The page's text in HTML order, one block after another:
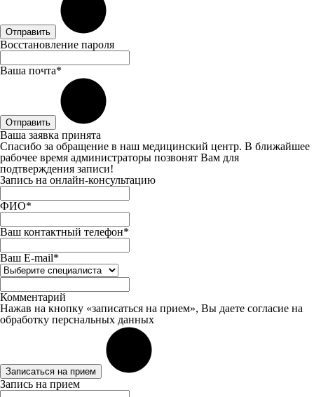
Отправить
Восстановление пароля
Ваша почта*
Отправить
Ваша заявка принята
Спасибо за обращение в наш медицинский центр. В ближайшее
рабочее время администраторы позвонят Вам для
подтверждения записи!
Запись на онлайн-консультацию
ФИО*
Ваш контактный телефон*
Ваш E-mail*
Комментарий
Нажав на кнопку «записаться на прием», Вы даете согласие на
обработку перснальных данных
Записаться на прием
Запись на прием